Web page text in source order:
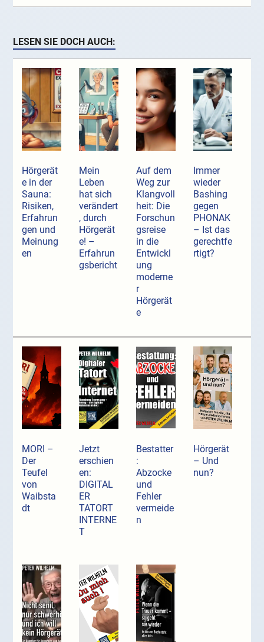
LESEN SIE DOCH AUCH:
Hörgerät
e in der
Sauna:
Risiken,
Erfahrun
gen und
Meinung
en
Mein
Leben
hat sich
verändert
, durch
Hörgerät
e! –
Erfahrun
gsbericht
Auf dem
Weg zur
Klangvoll
heit: Die
Forschun
gsreise
in die
Entwickl
ung
moderne
r
Hörgerät
e
Immer
wieder
Bashing
gegen
PHONAK
– Ist das
gerechtfe
rtigt?
MORI –
Der
Teufel
von
Waibsta
dt
Jetzt
erschien
en:
DIGITAL
ER
TATORT
INTERNE
T
Bestatter
:
Abzocke
und
Fehler
vermeide
n
Hörgerät
– Und
nun?